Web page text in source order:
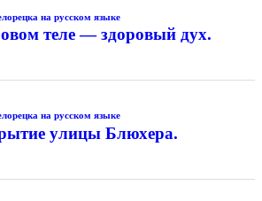
на русском языке
теле — здоровый дух.
на русском языке
улицы Блюхера.